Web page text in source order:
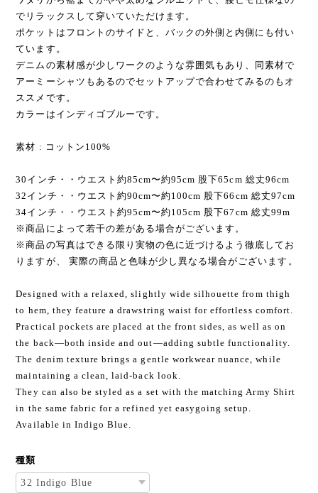
でリラックスして穿いていただけます。
ポケットはフロントのサイドと、バックの外側と内側にも付い
ています。
デニムの素材感が少しワークのような雰囲気もあり、同素材で
アーミーシャツもあるのでセットアップで合わせてみるのもオ
ススメです。
カラーはインディゴブルーです。
素材 : コットン100%
30インチ・・ウエスト約85cm〜約95cm 股下65cm 総丈96cm
32インチ・・ウエスト約90cm〜約100cm 股下66cm 総丈97cm
34インチ・・ウエスト約95cm〜約105cm 股下67cm 総丈99m
※商品によって若干の差がある場合がございます。
※商品の写真はできる限り実物の色に近づけるよう徹底してお
りますが、 実際の商品と色味が少し異なる場合がございます。
Designed with a relaxed, slightly wide silhouette from thigh
to hem, they feature a drawstring waist for effortless comfort.
Practical pockets are placed at the front sides, as well as on
the back—both inside and out—adding subtle functionality.
The denim texture brings a gentle workwear nuance, while
maintaining a clean, laid-back look.
They can also be styled as a set with the matching Army Shirt
in the same fabric for a refined yet easygoing setup.
Available in Indigo Blue.
種類